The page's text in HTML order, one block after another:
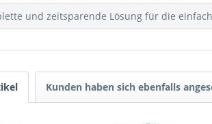
und zeitsparende Lösung für die
Kunden haben sich ebenfalls